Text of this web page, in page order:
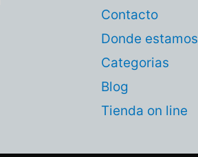
Contacto
Donde estamos
Categorias
Blog
Tienda on line